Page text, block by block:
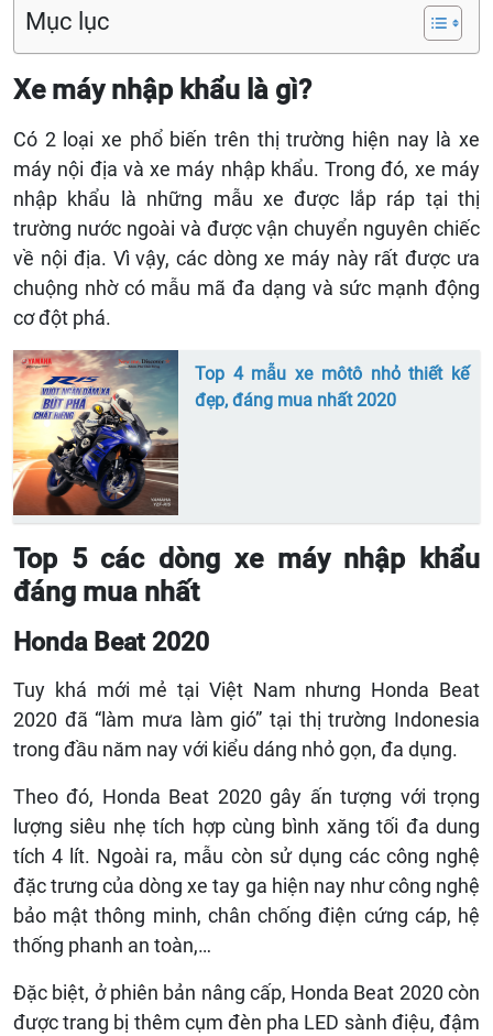
Mục lục
Xe máy nhập khẩu là gì?
Có 2 loại xe phổ biến trên thị trường hiện nay là xe
máy nội địa và xe máy nhập khẩu. Trong đó, xe máy
nhập khẩu là những mẫu xe được lắp ráp tại thị
trường nước ngoài và được vận chuyển nguyên chiếc
về nội địa. Vì vậy, các dòng xe máy này rất được ưa
chuộng nhờ có mẫu mã đa dạng và sức mạnh động
cơ đột phá.
Top 4 mẫu xe môtô nhỏ thiết kế
đẹp, đáng mua nhất 2020
Top 5 các dòng xe máy nhập khẩu
đáng mua nhất
Honda Beat 2020
Tuy khá mới mẻ tại Việt Nam nhưng Honda Beat
2020 đã “làm mưa làm gió” tại thị trường Indonesia
trong đầu năm nay với kiểu dáng nhỏ gọn, đa dụng.
Theo đó, Honda Beat 2020 gây ấn tượng với trọng
lượng siêu nhẹ tích hợp cùng bình xăng tối đa dung
tích 4 lít. Ngoài ra, mẫu còn sử dụng các công nghệ
đặc trưng của dòng xe tay ga hiện nay như công nghệ
bảo mật thông minh, chân chống điện cứng cáp, hệ
thống phanh an toàn,…
Đặc biệt, ở phiên bản nâng cấp, Honda Beat 2020 còn
được trang bị thêm cụm đèn pha LED sành điệu, đậm